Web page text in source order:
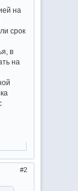
на
срок
в
на
2